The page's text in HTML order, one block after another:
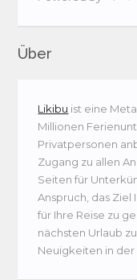
Über
Likibu ist eine
Millionen
Privatpersonen
Zugang zu allen
Seiten für
Anspruch, das Ziel
für Ihre Reise zu
nächsten Urlaub
Neuigkeiten in der